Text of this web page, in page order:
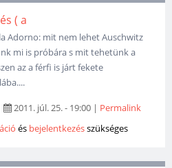
( a
Adorno: mit nem lehet Auschwitz
mi is próbára s mit tehetünk a
az a férfi is járt fekete
2011. júl. 25. - 19:00 | Permalink
és bejelentkezésszükséges